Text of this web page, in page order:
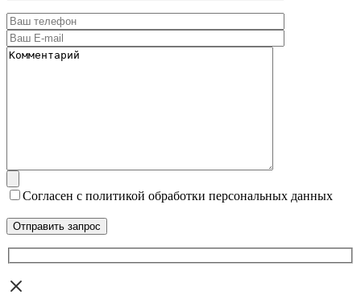
Согласен с политикой обработки персональных данных